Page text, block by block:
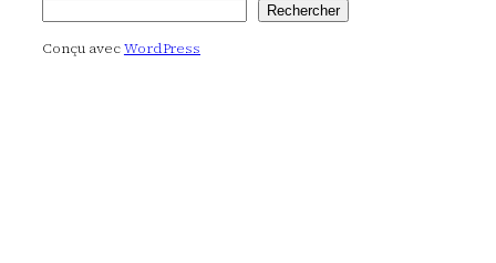
Rechercher Rechercher
Conçu avecWordPress